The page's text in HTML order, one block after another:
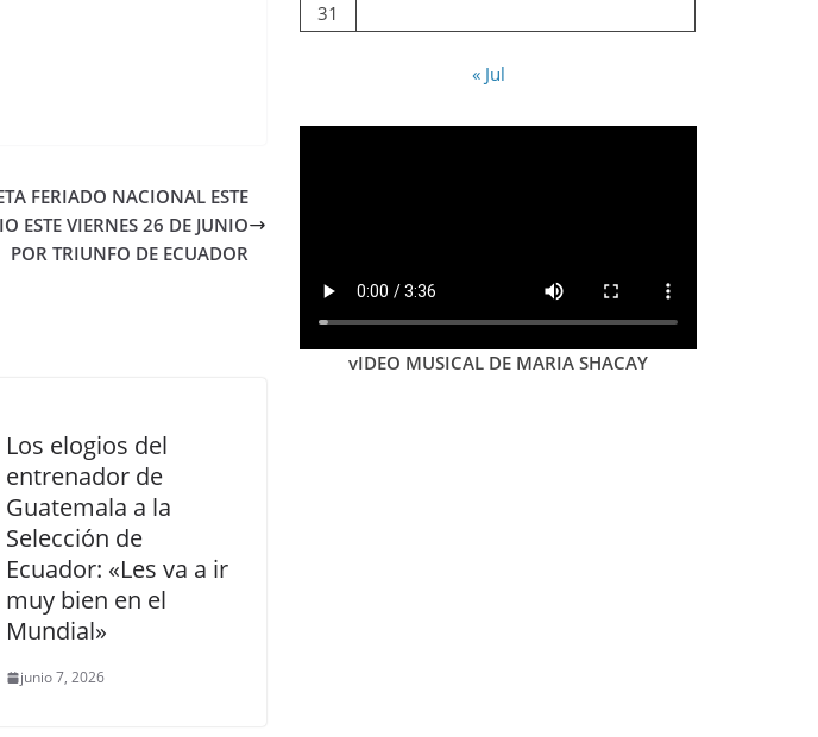
FERIADO NACIONAL ESTE
ESTE VIERNES 26 DE JUNIO
POR TRIUNFO DE ECUADOR
Los elogios del
entrenador de
Guatemala a la
Selección de
Ecuador: «Les va a ir
muy bien en el
Mundial»
junio 7, 2026
31
« Jul
vIDEO MUSICAL DE MARIA SHACAY